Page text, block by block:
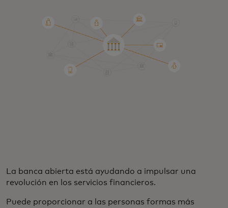
La banca abierta está ayudando a impulsar una
revolución en los servicios financieros.
Puede proporcionar a las personas formas más